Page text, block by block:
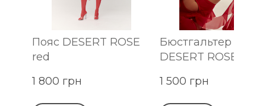
Пояс DESERT ROSE
red
1 800 грн
Бюстгальтер
DESERT ROSE red
1 500 грн